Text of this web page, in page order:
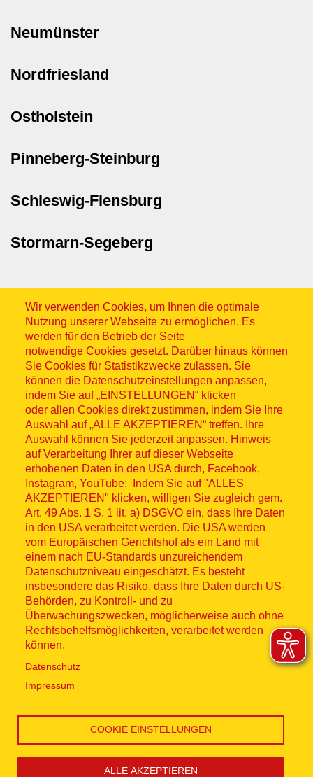
Neumünster
Nordfriesland
Ostholstein
Pinneberg-Steinburg
Schleswig-Flensburg
Stormarn-Segeberg
Wir verwenden Cookies, um Ihnen die optimale
Nutzung unserer Webseite zu ermöglichen. Es
werden für den Betrieb der Seite
notwendige Cookies gesetzt. Darüber hinaus können
Sie Cookies für Statistikzwecke zulassen. Sie
können die Datenschutzeinstellungen anpassen,
indem Sie auf „EINSTELLUNGEN“ klicken
oder allen Cookies direkt zustimmen, indem Sie Ihre
Auswahl auf „ALLE AKZEPTIEREN“ treffen. Ihre
Auswahl können Sie jederzeit anpassen. Hinweis
auf Verarbeitung Ihrer auf dieser Webseite
erhobenen Daten in den USA durch, Facebook,
Instagram, YouTube: Indem Sie auf "ALLES
AKZEPTIEREN" klicken, willigen Sie zugleich gem.
Art. 49 Abs. 1 S. 1 lit. a) DSGVO ein, dass Ihre Daten
in den USA verarbeitet werden. Die USA werden
vom Europäischen Gerichtshof als ein Land mit
einem nach EU-Standards unzureichendem
Datenschutzniveau eingeschätzt. Es besteht
insbesondere das Risiko, dass Ihre Daten durch US-
Behörden, zu Kontroll- und zu
Überwachungszwecken, möglicherweise auch ohne
Rechtsbehelfsmöglichkeiten, verarbeitet werden
können.
Datenschutz
Impressum
COOKIE EINSTELLUNGEN
ALLE AKZEPTIEREN
Sitemap
© ASB 2026
Fußzeilenmenü
Impressum
Datenschutz
Kontakt
Hinweisgebersystem
Lieferkette
Widerruf
Social Media